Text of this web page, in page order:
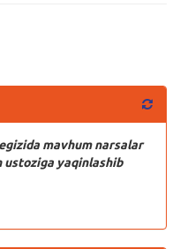
mavhum narsalar
ustoziga yaqinlashib